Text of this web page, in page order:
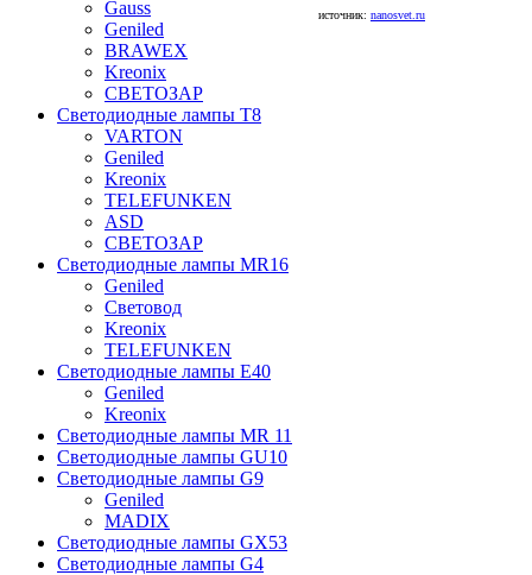
Gauss
Geniled
BRAWEX
Kreonix
СВЕТОЗАР
Светодиодные лампы Т8
VARTON
Geniled
Kreonix
TELEFUNKEN
ASD
СВЕТОЗАР
Светодиодные лампы MR16
Geniled
Световод
Kreonix
TELEFUNKEN
Светодиодные лампы Е40
Geniled
Kreonix
Светодиодные лампы MR 11
Cветодиодные лампы GU10
Светодиодные лампы G9
Geniled
MADIX
Светодиодные лампы GX53
Светодиодные лампы G4
источник: nanosvet.ru